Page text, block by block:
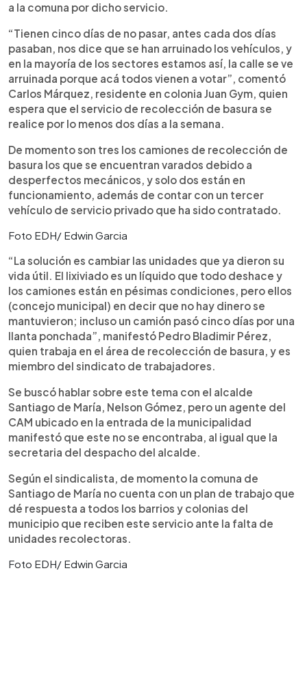
a la comuna por dicho servicio.
“Tienen cinco días de no pasar, antes cada dos días
pasaban, nos dice que se han arruinado los vehículos, y
en la mayoría de los sectores estamos así, la calle se ve
arruinada porque acá todos vienen a votar”, comentó
Carlos Márquez, residente en colonia Juan Gym, quien
espera que el servicio de recolección de basura se
realice por lo menos dos días a la semana.
De momento son tres los camiones de recolección de
basura los que se encuentran varados debido a
desperfectos mecánicos, y solo dos están en
funcionamiento, además de contar con un tercer
vehículo de servicio privado que ha sido contratado.
Foto EDH/ Edwin Garcia
“La solución es cambiar las unidades que ya dieron su
vida útil. El lixiviado es un líquido que todo deshace y
los camiones están en pésimas condiciones, pero ellos
(concejo municipal) en decir que no hay dinero se
mantuvieron; incluso un camión pasó cinco días por una
llanta ponchada”, manifestó Pedro Bladimir Pérez,
quien trabaja en el área de recolección de basura, y es
miembro del sindicato de trabajadores.
Se buscó hablar sobre este tema con el alcalde
Santiago de María, Nelson Gómez, pero un agente del
CAM ubicado en la entrada de la municipalidad
manifestó que este no se encontraba, al igual que la
secretaria del despacho del alcalde.
Según el sindicalista, de momento la comuna de
Santiago de María no cuenta con un plan de trabajo que
dé respuesta a todos los barrios y colonias del
municipio que reciben este servicio ante la falta de
unidades recolectoras.
Foto EDH/ Edwin Garcia